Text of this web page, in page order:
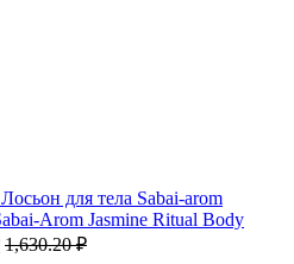
Лосьон для тела Sabai-arom
Arom Jasmine Ritual Body
1,630.20₽